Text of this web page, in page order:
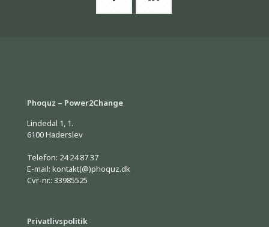
Phoquz – Power2Change
Lindedal 1, 1.
6100 Haderslev
Telefon: 24 24 87 37
E-mail: kontakt(@)phoquz.dk
Cvr-nr.: 33985525
Privatlivspolitik